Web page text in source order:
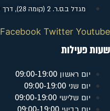
מגדל ב.ס.ר. 2 (קומה 28), דרך בן גוריון 1, בני ברק
Facebook Twitter Youtube
שעות פעילות
יום ראשון 09:00-19:00
יום שני 09:00-19:00
יום שלישי 09:00-19:00